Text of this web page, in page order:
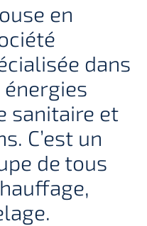
en
dans
sanitaire et
C’est un
de tous